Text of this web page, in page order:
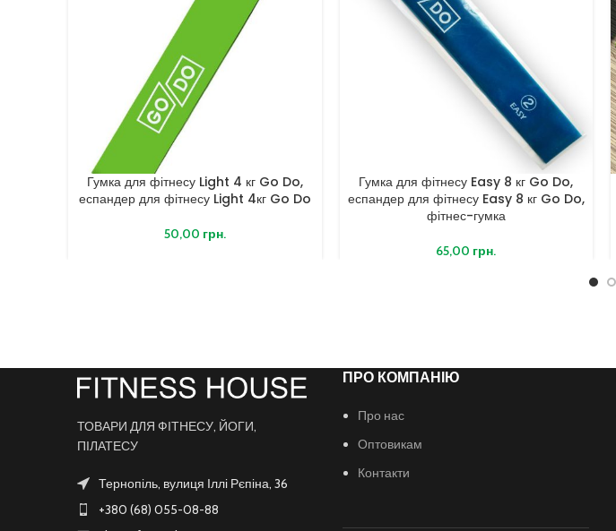
Гумка для фітнесу Light 4 кг Go Do,
еспандер для фітнесу Light 4кг Go Do
50,00 грн.
Гумка для фітнесу Easy 8 кг Go Do,
еспандер для фітнесу Easy 8 кг Go Do,
фітнес-гумка
65,00 грн.
ТОВАРИ ДЛЯ ФІТНЕСУ, ЙОГИ,
ПІЛАТЕСУ
Тернопіль, вулиця Іллі Рєпіна, 36
+380 (68) 055-08-88
ПРО КОМПАНІЮ
Про нас
Оптовикам
Контакти